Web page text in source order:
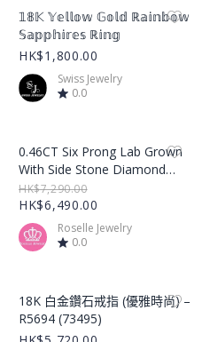
Product Image
𝟙𝟠𝕂 𝕐𝕖𝕝𝕝𝕠𝕨 𝔾𝕠𝕝𝕕 ℝ𝕒𝕚𝕟𝕓𝕠𝕨
𝕊𝕒𝕡𝕡𝕙𝕚𝕣𝕖𝕤 ℝ𝕚𝕟𝕘
HK$1,800.00
Swiss Jewelry
0.0
0.46CT Six Prong Lab Grown
With Side Stone Diamond
Ring – LGR001
HK$7,290.00
HK$6,490.00
Roselle Jewelry
0.0
Product Image
18K 白金鑽石戒指 (優雅時尚) –
R5694 (73495)